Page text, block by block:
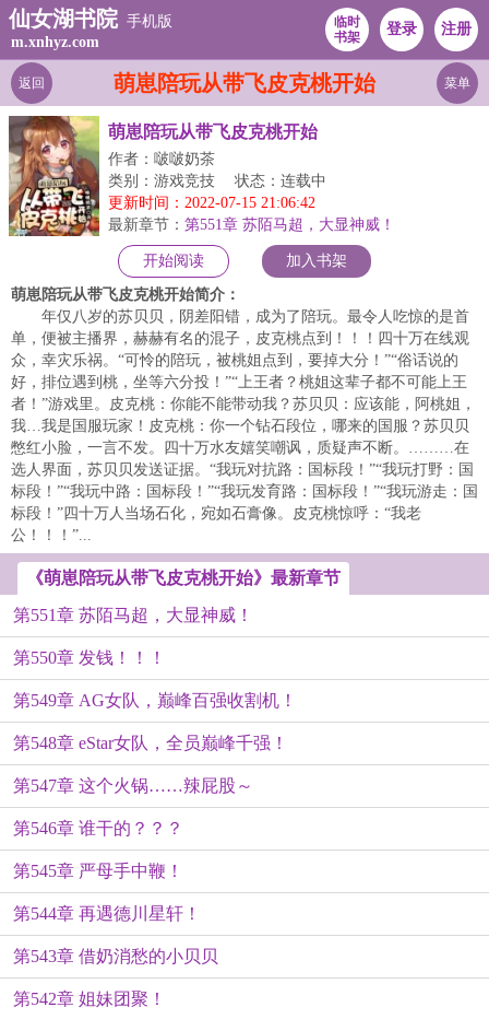
仙女湖书院 手机版
m.xnhyz.com
临时
书架
登录 注册
萌崽陪玩从带飞皮克桃开始
返回 菜单
萌崽陪玩从带飞皮克桃开始
作者：啵啵奶茶
类别：游戏竞技
状态：连载中
更新时间：2022-07-15 21:06:42
最新章节： 第551章 苏陌马超，大显神威！
开始阅读 加入书架
萌崽陪玩从带飞皮克桃开始简介：
年仅八岁的苏贝贝，阴差阳错，成为了陪玩。最令人吃惊的是首
单，便被主播界，赫赫有名的混子，皮克桃点到！！！四十万在线观
众，幸灾乐祸。“可怜的陪玩，被桃姐点到，要掉大分！”“俗话说的
好，排位遇到桃，坐等六分投！”“上王者？桃姐这辈子都不可能上王
者！”游戏里。皮克桃：你能不能带动我？苏贝贝：应该能，阿桃姐，
我…我是国服玩家！皮克桃：你一个钻石段位，哪来的国服？苏贝贝
憋红小脸，一言不发。四十万水友嬉笑嘲讽，质疑声不断。………在
选人界面，苏贝贝发送证据。“我玩对抗路：国标段！”“我玩打野：国
标段！”“我玩中路：国标段！”“我玩发育路：国标段！”“我玩游走：国
标段！”四十万人当场石化，宛如石膏像。皮克桃惊呼：“我老
公！！！”...
《萌崽陪玩从带飞皮克桃开始》最新章节
第551章 苏陌马超，大显神威！
第550章 发钱！！！
第549章 AG女队，巅峰百强收割机！
第548章 eStar女队，全员巅峰千强！
第547章 这个火锅……辣屁股～
第546章 谁干的？？？
第545章 严母手中鞭！
第544章 再遇德川星轩！
第543章 借奶消愁的小贝贝
第542章 姐妹团聚！